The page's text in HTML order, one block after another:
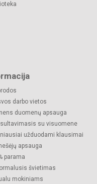
darbo vietos
duomenų apsauga
su visuomene
užduodami klausimai
apsauga
parama
švietimas
mokiniams